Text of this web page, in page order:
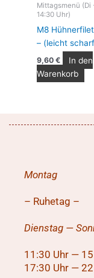
Mittagsmenü (Di
14:30 Uhr)
M8
– (leicht
9,60€
In den
Warenkorb
Montag
– Ruhetag –
Dienstag —
11:30 Uhr —
17:30 Uhr —